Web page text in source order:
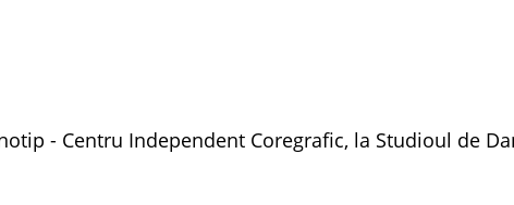
- Centru Independent Coregrafic, la Studioul de